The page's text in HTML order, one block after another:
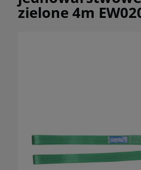
zielone 4m